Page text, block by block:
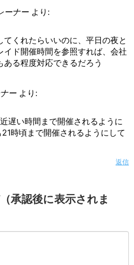
ーナー より:
くれたらいいのに、平日の夜と
イド開催時間を参照すれば、会社
ある程度対応できるだろう
ー より:
遅い時間まで開催されるように
時頃まで開催されるようにして
返信
承認後に表示されま